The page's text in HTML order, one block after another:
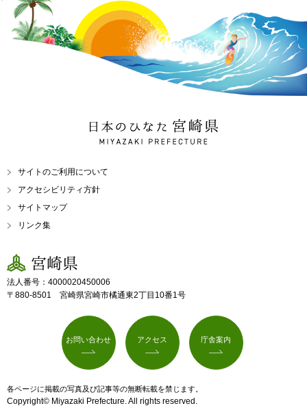
日本のひなた 宮崎県
MIYAZAKI PREFECTURE
サイトのご利用について
アクセシビリティ方針
サイトマップ
リンク集
宮崎県
法人番号：4000020450006
〒880-8501 宮崎県宮崎市橘通東2丁目10番1号
お問い合わせ アクセス 庁舎案内
各ページに掲載の写真及び記事等の無断転載を禁じます。
Copyright© Miyazaki Prefecture. All rights reserved.